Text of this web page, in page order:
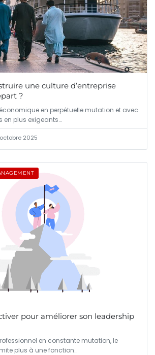
une culture d’entreprise
?
en perpétuelle mutation et avec
en plus exigeants…
2025
pour améliorer son leadership
en constante mutation, le
plus à une fonction…